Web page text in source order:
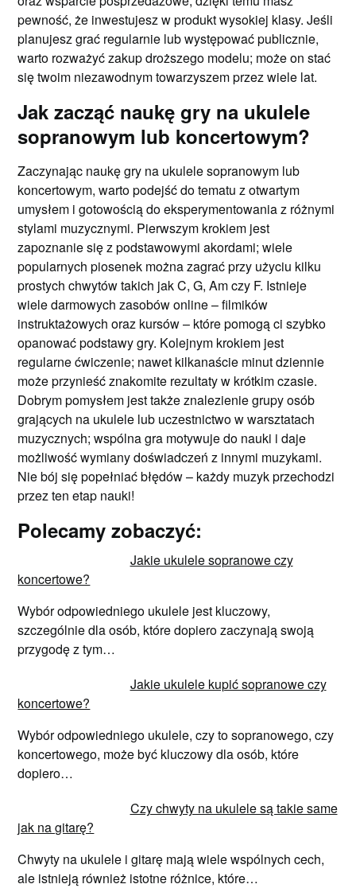
pewność, że inwestujesz w produkt wysokiej klasy. Jeśli
planujesz grać regularnie lub występować publicznie,
warto rozważyć zakup droższego modelu; może on stać
się twoim niezawodnym towarzyszem przez wiele lat.
Jak zacząć naukę gry na ukulele
sopranowym lub koncertowym?
Zaczynając naukę gry na ukulele sopranowym lub
koncertowym, warto podejść do tematu z otwartym
umysłem i gotowością do eksperymentowania z różnymi
stylami muzycznymi. Pierwszym krokiem jest
zapoznanie się z podstawowymi akordami; wiele
popularnych piosenek można zagrać przy użyciu kilku
prostych chwytów takich jak C, G, Am czy F. Istnieje
wiele darmowych zasobów online – filmików
instruktażowych oraz kursów – które pomogą ci szybko
opanować podstawy gry. Kolejnym krokiem jest
regularne ćwiczenie; nawet kilkanaście minut dziennie
może przynieść znakomite rezultaty w krótkim czasie.
Dobrym pomysłem jest także znalezienie grupy osób
grających na ukulele lub uczestnictwo w warsztatach
muzycznych; wspólna gra motywuje do nauki i daje
możliwość wymiany doświadczeń z innymi muzykami.
Nie bój się popełniać błędów – każdy muzyk przechodzi
przez ten etap nauki!
Polecamy zobaczyć:
Jakie ukulele sopranowe czy
koncertowe?
Wybór odpowiedniego ukulele jest kluczowy,
szczególnie dla osób, które dopiero zaczynają swoją
przygodę z tym…
Jakie ukulele kupić sopranowe czy
koncertowe?
Wybór odpowiedniego ukulele, czy to sopranowego, czy
koncertowego, może być kluczowy dla osób, które
dopiero…
Czy chwyty na ukulele są takie same
jak na gitarę?
Chwyty na ukulele i gitarę mają wiele wspólnych cech,
ale istnieją również istotne różnice, które…